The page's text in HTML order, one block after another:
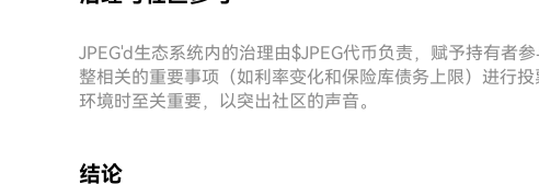
JPEG'd生态系统内的治理由$JPEG代币负责，赋予持有者
整相关的重要事项（如利率变化和保险库债务上限）进行
环境时至关重要，以突出社区的声音。
结论